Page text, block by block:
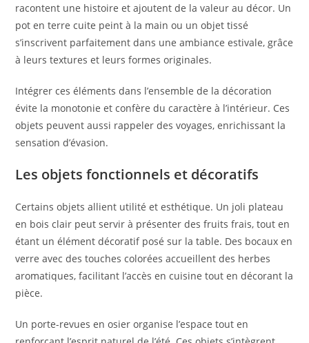
racontent une histoire et ajoutent de la valeur au décor. Un
pot en terre cuite peint à la main ou un objet tissé
s’inscrivent parfaitement dans une ambiance estivale, grâce
à leurs textures et leurs formes originales.
Intégrer ces éléments dans l’ensemble de la décoration
évite la monotonie et confère du caractère à l’intérieur. Ces
objets peuvent aussi rappeler des voyages, enrichissant la
sensation d’évasion.
Les objets fonctionnels et décoratifs
Certains objets allient utilité et esthétique. Un joli plateau
en bois clair peut servir à présenter des fruits frais, tout en
étant un élément décoratif posé sur la table. Des bocaux en
verre avec des touches colorées accueillent des herbes
aromatiques, facilitant l’accès en cuisine tout en décorant la
pièce.
Un porte-revues en osier organise l’espace tout en